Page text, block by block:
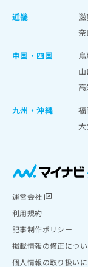
近畿
中国・四国
九州・沖縄
運営会社
利用規約
記事制作ポリシー
掲載情報の修正につ
個人情報の取り扱い